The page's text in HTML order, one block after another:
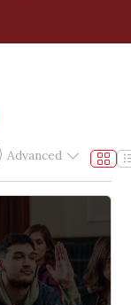
Advanced